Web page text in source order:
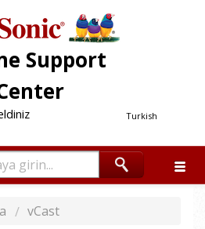
Support
Turkish
vCast